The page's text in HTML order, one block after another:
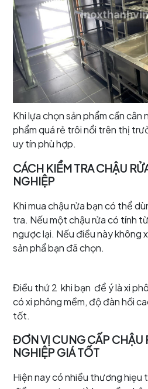
Khi lựa chọn sản phẩm cần cân
phẩm quá rẻ trôi nổi trên thị
uy tín phù hợp.
CÁCH KIỂM TRA CHẬU
NGHIỆP
Khi mua chậu rửa bạn có thể
tra. Nếu một chậu rửa có tính
ngược lại. Nếu điều này không
sản phẩ bạn đã chọn.
Điều thứ 2 khi bạn để ý là xi
có xi phông mềm, độ đàn hồi
tốt.
ĐƠN VỊ CUNG CẤP CHẬU
NGHIỆP GIÁ TỐT
Hiện nay có nhiều thương hiẹu